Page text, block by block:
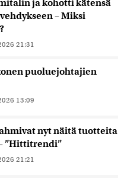
ja kohotti kätensä
– Miksi
21:31
puoluejohtajien
13:09
nyt näitä tuotteita
”Hittitrendi”
21:21